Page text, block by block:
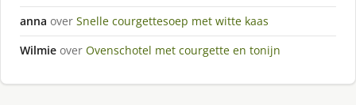
anna over Snelle courgettesoep met witte kaas
Wilmie over Ovenschotel met courgette en tonijn